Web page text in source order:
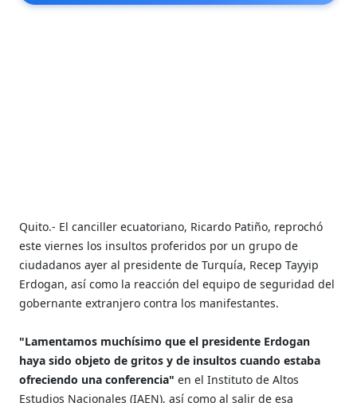
Quito.- El canciller ecuatoriano, Ricardo Patiño, reprochó
este viernes los insultos proferidos por un grupo de
ciudadanos ayer al presidente de Turquía, Recep Tayyip
Erdogan, así como la reacción del equipo de seguridad del
gobernante extranjero contra los manifestantes.
"Lamentamos muchísimo que el presidente Erdogan
haya sido objeto de gritos y de insultos cuando estaba
ofreciendo una conferencia"en el Instituto de Altos
Estudios Nacionales (IAEN), así como al salir de esa